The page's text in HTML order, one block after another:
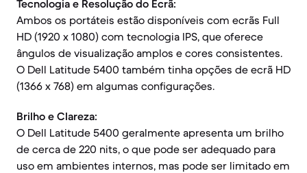
Tecnologia e Resolução do Ecrã:
Ambos os portáteis estão disponíveis com ecrãs Full
HD (1920 x 1080) com tecnologia IPS, que oferece
ângulos de visualização amplos e cores consistentes.
O Dell Latitude 5400 também tinha opções de ecrã HD
(1366 x 768) em algumas configurações.
Brilho e Clareza:
O Dell Latitude 5400 geralmente apresenta um brilho
de cerca de 220 nits, o que pode ser adequado para
uso em ambientes internos, mas pode ser limitado em